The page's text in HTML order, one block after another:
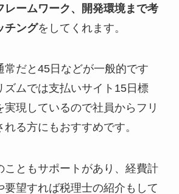
レームワーク、開発環境まで考
チングをしてくれます。
常だと45日などが一般的です
ズムでは支払いサイト15日標
現しているので社員からフリ
る方にもおすすめです。
こともサポートがあり、経費計
要望すれば税理士の紹介もして